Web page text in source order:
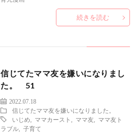
続きを読む
信じてたママ友を嫌いになりまし
た。 51
2022.07.18
信じてたママ友を嫌いになりました。
いじめ
ママカースト ママ友
ママ友ト
ラブル ,子育て